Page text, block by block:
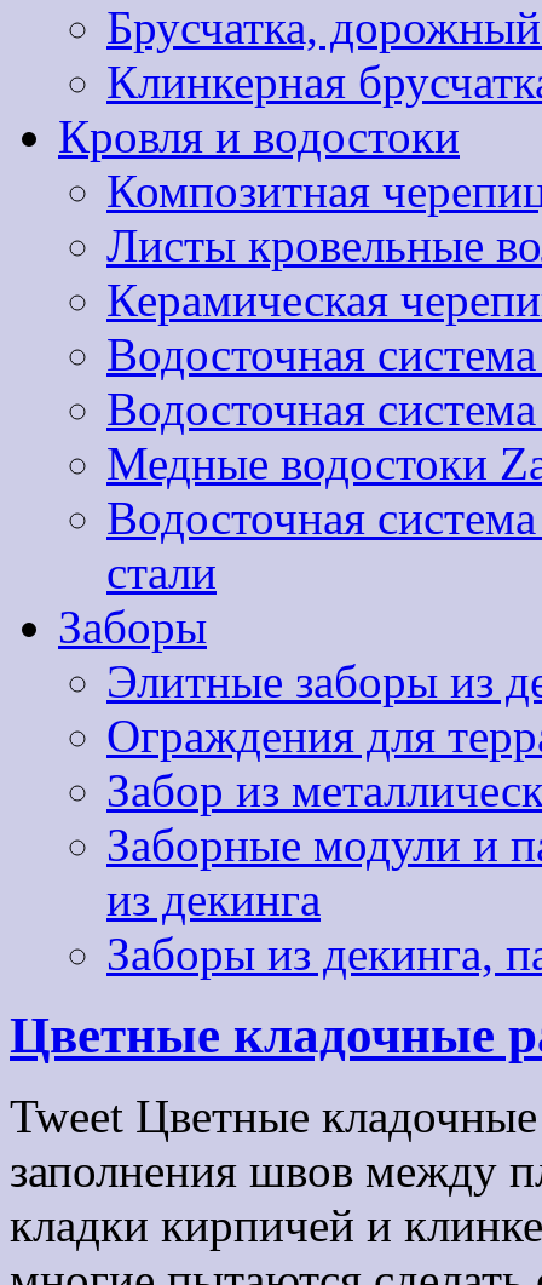
Брусчатка,
Клинкерная
Кровля и водостоки
Композитная
Листы кровельные
Керамическая
Водосточная
Водосточная
Медные водостоки
Водосточная
стали
Заборы
Элитные заборы из
Ограждения для
Забор из
Заборные модули и
из декинга
Заборы из декинга,
Цветные кладочные
Tweet Цветные
заполнения швов между
кладки кирпичей и